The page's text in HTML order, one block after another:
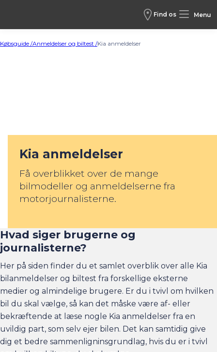
Find os Menu
Købsguide /Anmeldelser og biltest /Kia anmeldelser
Kia anmeldelser
Få overblikket over de mange
bilmodeller og anmeldelserne fra
motorjournalisterne.
Hvad siger brugerne og
journalisterne?
Her på siden finder du et samlet overblik over alle Kia
bilanmeldelser og biltest fra forskellige eksterne
medier og almindelige brugere. Er du i tvivl om hvilken
bil du skal vælge, så kan det måske være af- eller
bekræftende at læse nogle Kia anmeldelser fra en
uvildig part, som selv ejer bilen. Det kan samtidig give
dig et bedre sammenligninsgrundlag, hvis du er i tvivl